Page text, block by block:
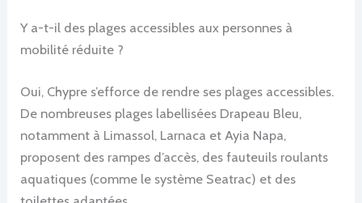
Y a-t-il des plages accessibles aux personnes à
mobilité réduite ?
Oui, Chypre s’efforce de rendre ses plages accessibles.
De nombreuses plages labellisées Drapeau Bleu,
notamment à Limassol, Larnaca et Ayia Napa,
proposent des rampes d’accès, des fauteuils roulants
aquatiques (comme le système Seatrac) et des